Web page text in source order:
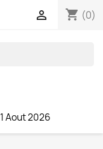
shopping_cart (0)

Aout 2026